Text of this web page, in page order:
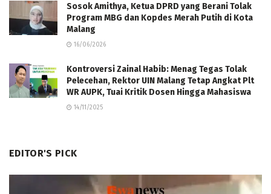
Sosok Amithya, Ketua DPRD yang Berani Tolak
Program MBG dan Kopdes Merah Putih di Kota
Malang
16/06/2026
Kontroversi Zainal Habib: Menag Tegas Tolak
Pelecehan, Rektor UIN Malang Tetap Angkat Plt
WR AUPK, Tuai Kritik Dosen Hingga Mahasiswa
14/11/2025
EDITOR'S PICK